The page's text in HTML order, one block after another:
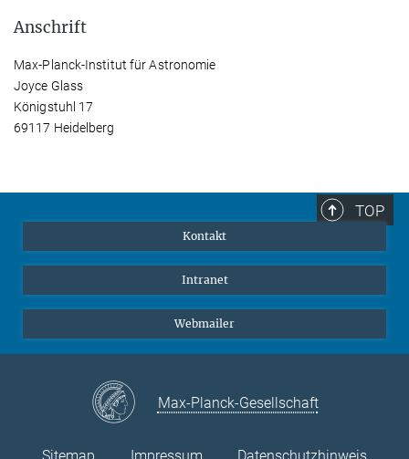
Anschrift
Max-Planck-Institut für Astronomie
Joyce Glass
Königstuhl 17
69117 Heidelberg
TOP
Kontakt
Intranet
Webmailer
Max-Planck-Gesellschaft